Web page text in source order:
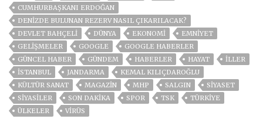
CUMHURBAŞKANI ERDOĞAN
DENIZDE BULUNAN REZERV NASIL ÇIKARILACAK?
DEVLET BAHÇELİ
DÜNYA EKONOMİ
EMNİYET
GELIŞMELER
GOOGLE
GOOGLE HABERLER
GÜNCEL HABER
GÜNDEM HABERLER HAYAT
İLLER
ISTANBUL
JANDARMA
KEMAL KILIÇDAROĞLU
KÜLTÜR SANAT
MAGAZİN MHP SALGIN
SİYASET
SİYASİLER
SON DAKIKA SPOR TSK
TÜRKİYE
ÜLKELER
VIRÜS